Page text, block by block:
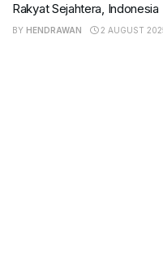
Rakyat Sejahtera, Indonesia
BY HENDRAWAN 2 AUGUST